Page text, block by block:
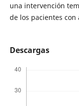
una intervención
de los pacientes
Descargas